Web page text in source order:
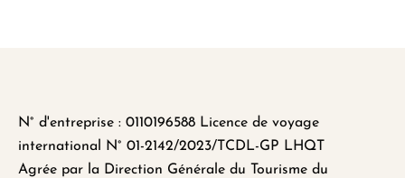
N° d'entreprise : 0110196588 Licence de voyage
international N° 01-2142/2023/TCDL-GP LHQT
Agrée par la Direction Générale du Tourisme du